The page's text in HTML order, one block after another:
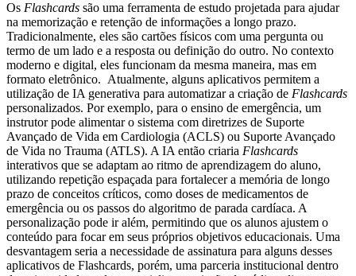
Os Flashcards são uma ferramenta de estudo projetada para ajudar
na memorização e retenção de informações a longo prazo.
Tradicionalmente, eles são cartões físicos com uma pergunta ou
termo de um lado e a resposta ou definição do outro. No contexto
moderno e digital, eles funcionam da mesma maneira, mas em
formato eletrônico. Atualmente, alguns aplicativos permitem a
utilização de IA generativa para automatizar a criação de Flashcards
personalizados. Por exemplo, para o ensino de emergência, um
instrutor pode alimentar o sistema com diretrizes de Suporte
Avançado de Vida em Cardiologia (ACLS) ou Suporte Avançado
de Vida no Trauma (ATLS). A IA então criaria Flashcards
interativos que se adaptam ao ritmo de aprendizagem do aluno,
utilizando repetição espaçada para fortalecer a memória de longo
prazo de conceitos críticos, como doses de medicamentos de
emergência ou os passos do algoritmo de parada cardíaca. A
personalização pode ir além, permitindo que os alunos ajustem o
conteúdo para focar em seus próprios objetivos educacionais. Uma
desvantagem seria a necessidade de assinatura para alguns desses
aplicativos de Flashcards, porém, uma parceria institucional dentro